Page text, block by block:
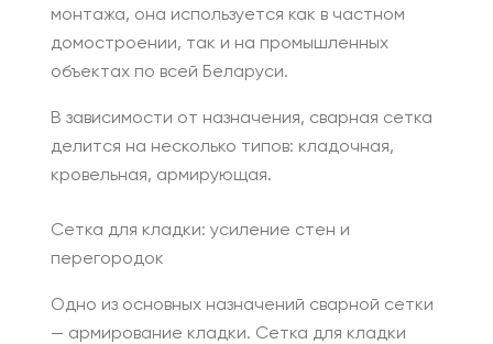
монтажа, она используется как в частном
домостроении, так и на промышленных
объектах по всей Беларуси.
В зависимости от назначения, сварная сетка
делится на несколько типов: кладочная,
кровельная, армирующая.
Сетка для кладки: усиление стен и
перегородок
Одно из основных назначений сварной сетки
— армирование кладки. Сетка для кладки